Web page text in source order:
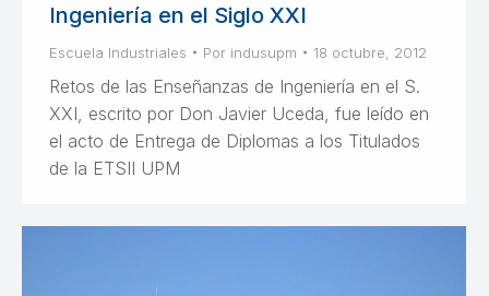
Ingeniería en el Siglo XXI
Escuela Industriales Por indusupm 18 octubre, 2012
Retos de las Enseñanzas de Ingeniería en el S.
XXI, escrito por Don Javier Uceda, fue leído en
el acto de Entrega de Diplomas a los Titulados
de la ETSII UPM